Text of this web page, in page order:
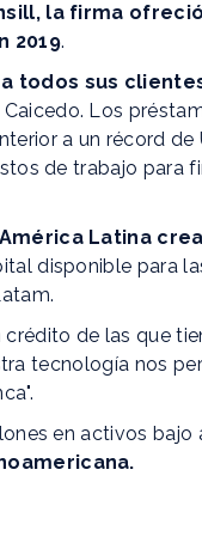
la firma
2019.
todos sus
Caicedo. Los
a un récord de
de trabajo para
Latina
disponible para
de las que
tecnología nos
en activos bajo